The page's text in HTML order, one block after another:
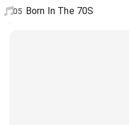
05 Born In The 70S